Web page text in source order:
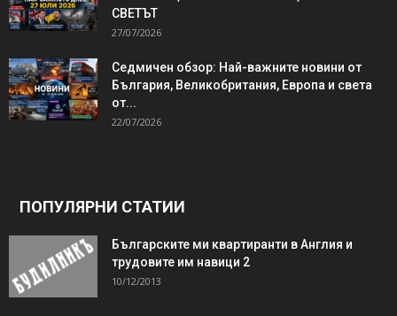
СВЕТЪТ
27/07/2026
Седмичен обзор: Най-важните новини от
България, Великобритания, Европа и света
от...
22/07/2026
ПОПУЛЯРНИ СТАТИИ
Българските ми квартиранти в Англия и
трудовите им навици 2
10/12/2013